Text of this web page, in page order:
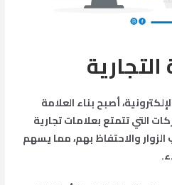
أصبح بناء العلامة
التي تتمتع بعلامات تجارية
والاحتفاظ بهم، مما يسهم